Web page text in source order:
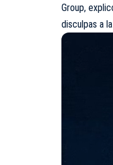
Group,
disculpas a